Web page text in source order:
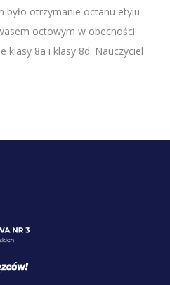
było otrzymanie octanu etylu-
octowym w obecności
klasy 8a i klasy 8d. Nauczyciel